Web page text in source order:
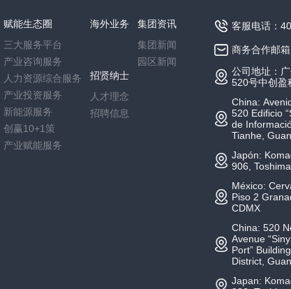
赋能生态圈
三大服务平台
产业咨询服务
人力资源综合服务
产业投资服务
新能源服务
创赢10+1策
产业赋能服务
海外业务
集团资讯
集团新闻
园区新闻
招贤纳士
人才理念
招聘信息
客服电话：
商务合作邮
公司地址：
520号中创盈
China:
520 Edificio
de
Tianhe,
Japón:
906,
México:
Piso 2
CDMX
China: 520
Avenue
Port”
District,
Japan: